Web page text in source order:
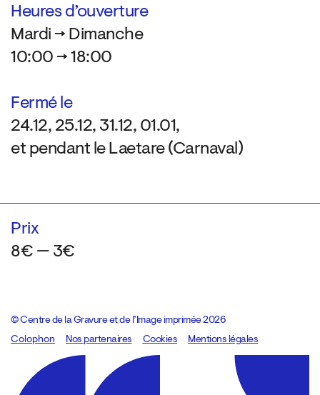
Heures d’ouverture
Mardi → Dimanche
10:00 → 18:00
Fermé le
24.12, 25.12, 31.12, 01.01,
et pendant le Laetare (Carnaval)
Prix
8€ — 3€
© Centre de la Gravure et de l’Image imprimée 2026
Colophon
Design:Marcel Kaczmarek, code:8080.studio
Nos partenaires Cookies Mentions légales